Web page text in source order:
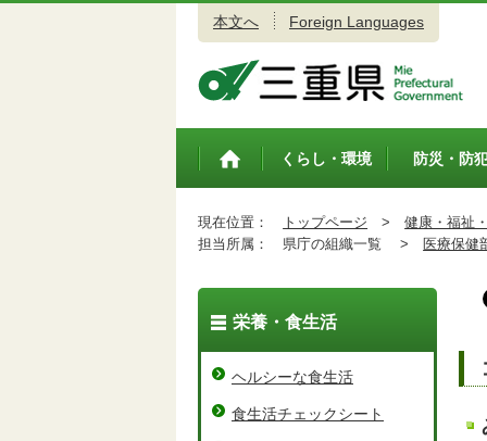
本文へ Foreign Languages
トップペ
くらし・環境 防災・防
現在位置： トップページ >
健康・福祉
担当所属：
県庁の組織一覧 > 医療保健
栄養・食生活
ヘルシーな食生活
食生活チェックシート